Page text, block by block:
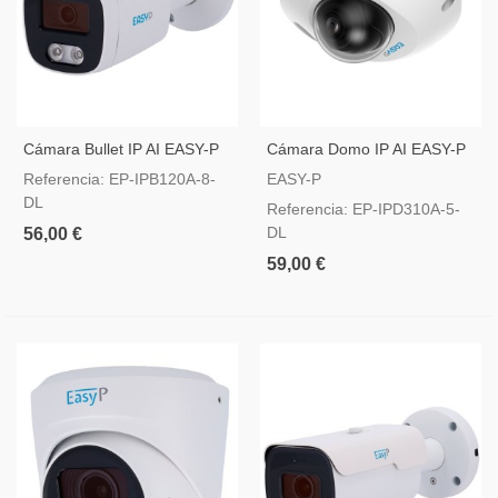
Cámara Bullet IP AI EASY-P
8MP Lente 2.8 Mm
Referencia: EP-IPB120A-8-
DL
56,00 €
Cámara Domo IP AI EASY-P
5MP Lente 2.8 Mm
EASY-P
Referencia: EP-IPD310A-5-
DL
59,00 €